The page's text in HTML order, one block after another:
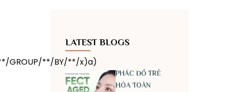
**/GROUP/**/BY/**/x)a)
LATEST BLOGS
PHÁC ĐỒ TRẺ
HÓA TOÀN